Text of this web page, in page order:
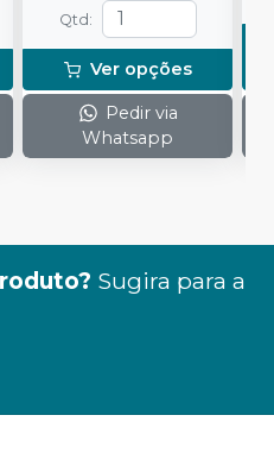
Qtd :
Ver opções
Pedir via
Whatsapp
Sugira para a